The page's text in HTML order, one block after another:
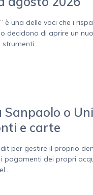
è una delle voci che i
decidono di aprire un
Sanpaolo o
e carte
per gestire il proprio
pagamenti dei propri